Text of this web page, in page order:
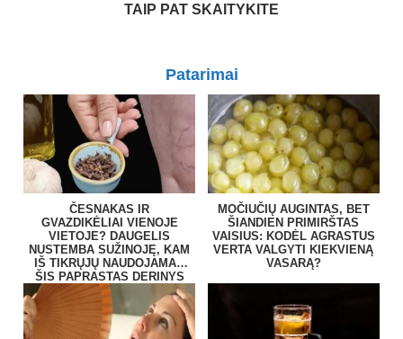
TAIP PAT SKAITYKITE
Patarimai
ČESNAKAS IR
GVAZDIKĖLIAI VIENOJE
VIETOJE? DAUGELIS
NUSTEMBA SUŽINOJĘ, KAM
IŠ TIKRŲJŲ NAUDOJAMAS
ŠIS PAPRASTAS DERINYS
MOČIUČIŲ AUGINTAS, BET
ŠIANDIEN PRIMIRŠTAS
VAISIUS: KODĖL AGRASTUS
VERTA VALGYTI KIEKVIENĄ
VASARĄ?